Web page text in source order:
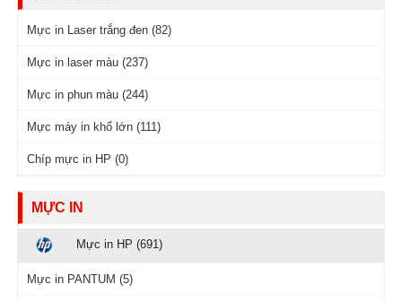
Mực in Laser trắng đen (82)
Mực in laser màu (237)
Mực in phun màu (244)
Mực máy in khổ lớn (111)
Chíp mực in HP (0)
MỰC IN
Mực in HP (691)
Mực in PANTUM (5)